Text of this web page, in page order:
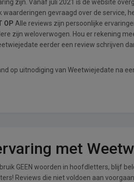
zijn. Vanaf juli 2021 is de website
gevraagd over de service,
OP Alle reviews zijn persoonlijke
zijn weloverwogen. Hou er rekening
eerder een review schrijven
op uitnodiging van Weetwiejedate na
met
GEEN woorden in hoofdletters, blijf
Reviews die niet voldoen aan